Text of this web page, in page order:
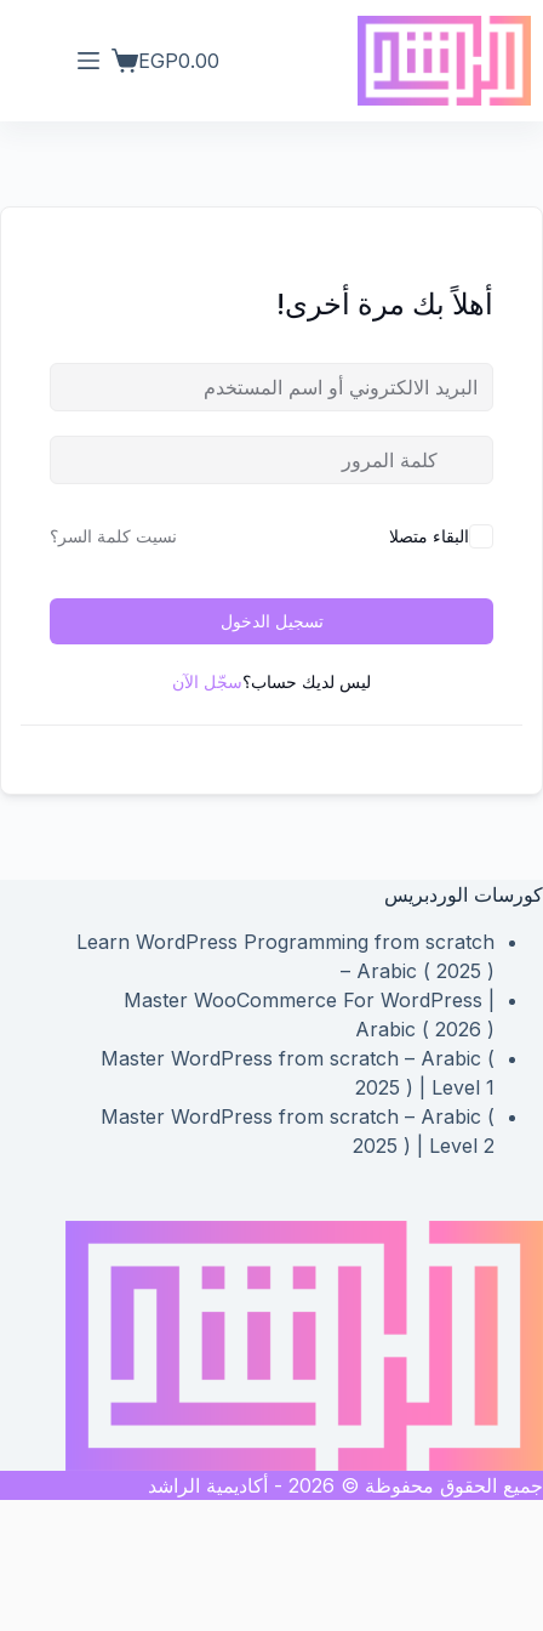
EGP0.00
أهلاً بك مرة أخرى!
البقاء متصلا نسيت كلمة السر؟
تسجيل الدخول
ليس لديك حساب؟سجّل الآن
كورسات الوردبريس
Learn WordPress Programming from scratch
– Arabic ( 2025 )
Master WooCommerce For WordPress |
Arabic ( 2026 )
Master WordPress from scratch – Arabic (
2025 ) | Level 1
Master WordPress from scratch – Arabic (
2025 ) | Level 2
جميع الحقوق محفوظة © 2026 - أكاديمية الراشد